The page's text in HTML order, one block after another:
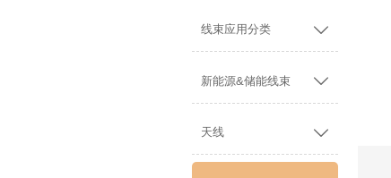
线束应用分类 
新能源&储能线束 
天线 